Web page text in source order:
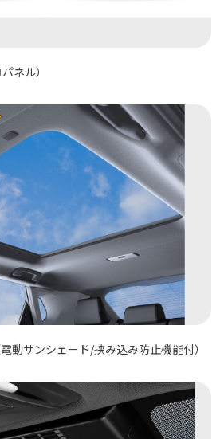
ネル）
動サンシェード/挟み込み防止機能付）